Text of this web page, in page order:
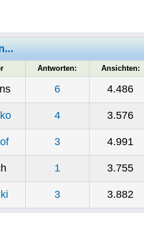
Antworten: Ansichten:
6 4.486
4 3.576
3 4.991
1 3.755
3 3.882